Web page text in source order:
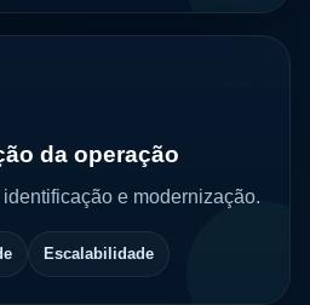
da operação
e modernização.
Escalabilidade